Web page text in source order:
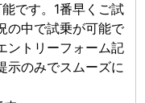
です。1番早くご試
の中で試乗が可能で
ントリーフォーム記
示のみでスムーズに